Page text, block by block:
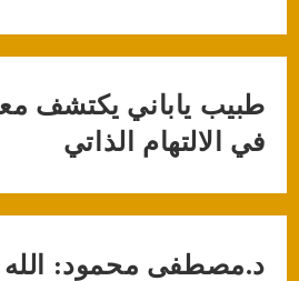
طبيب ياباني يكتشف
في الالتهام الذاتي
د.مصطفى محمود: